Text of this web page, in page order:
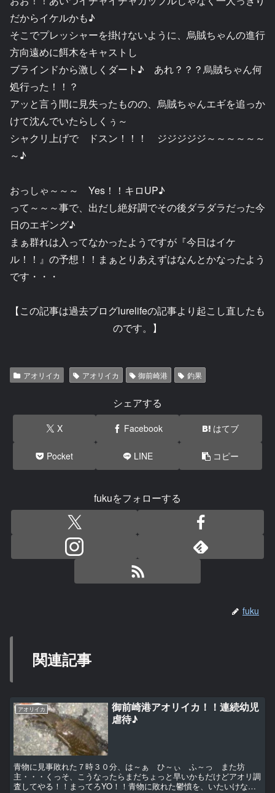
だからイケルかも♪
そこでプレッシャーを掛けないように、烏賊ちゃんの進行
方向遠めに餌木をキャストし
ブラインドから激しくダート♪ あれ？？？烏賊ちゃん何
処行った！！？
アッと言う間に見失ったものの、烏賊ちゃんエギを追っか
けて沈んでいたらしくぅ～
シャクリ上げで ドスン！！！ ジジジジジ～～～～～～
～♪
おっしゃ～～～ Yes！！キロUP♪
って～～～事で、出だし絶好調でその後ダラダラだった今
日のエギング♪
まぁ群れは入ってなかったようですが『今日はイケ
ル！！』の予想！！まぁとりあえずはなんとかなったよう
です・・・
【この記事は過去ブログlurelifeの記事より起こし直したも
のです。】
アオリイカ アオリイカ 御前崎港 釣果
シェアする
X Facebook はてブ
Pocket LINE コピー
fukuをフォローする
fuku
関連記事
アオリイカ
御前崎港アオリイカ！！連続幼児
虐待♪
青物に見事敗れた７時３０分、は～ぁ ひ～ぃ ふ～っ また坊
主・・・くっそ、こうなったらまだちょっと早いかもだけどアオリ調
査してやる！！まってろYO！！青物に敗れた鬱憤を、いたいけなお